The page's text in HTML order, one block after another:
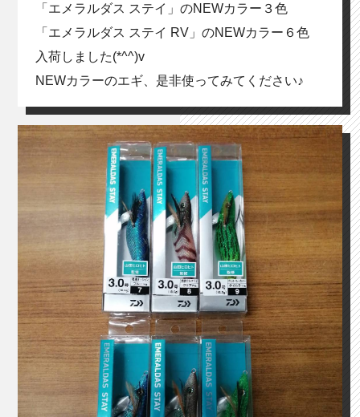
「エメラルダス ステイ」のNEWカラー３色
「エメラルダス ステイ RV」のNEWカラー６色
入荷しました(*^^)v
NEWカラーのエギ、是非使ってみてください♪